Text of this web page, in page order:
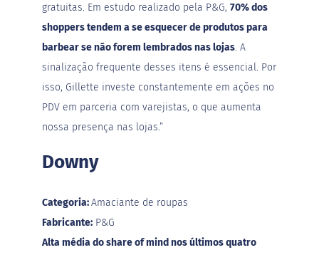
gratuitas. Em estudo realizado pela P&G, 70% dos
shoppers tendem a se esquecer de produtos para
barbear se não forem lembrados nas lojas. A
sinalização frequente desses itens é essencial. Por
isso, Gillette investe constantemente em ações no
PDV em parceria com varejistas, o que aumenta
nossa presença nas lojas.”
Downy
Categoria:Amaciante de roupas
Fabricante:P&G
Alta média do share of mind nos últimos quatro